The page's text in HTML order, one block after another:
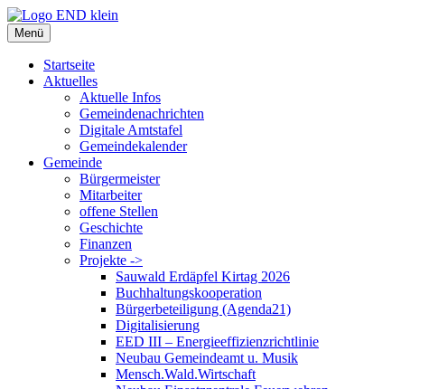
Zum
Inhalt
springen
Menü
Startseite
Aktuelles
Aktuelle Infos
Gemeindenachrichten
Digitale Amtstafel
Gemeindekalender
Gemeinde
Bürgermeister
Mitarbeiter
offene Stellen
Geschichte
Finanzen
Projekte ->
Sauwald Erdäpfel Kirtag 2026
Buchhaltungskooperation
Bürgerbeteiligung (Agenda21)
Digitalisierung
EED III – Energieeffizienzrichtlinie
Neubau Gemeindeamt u. Musik
Mensch.Wald.Wirtschaft